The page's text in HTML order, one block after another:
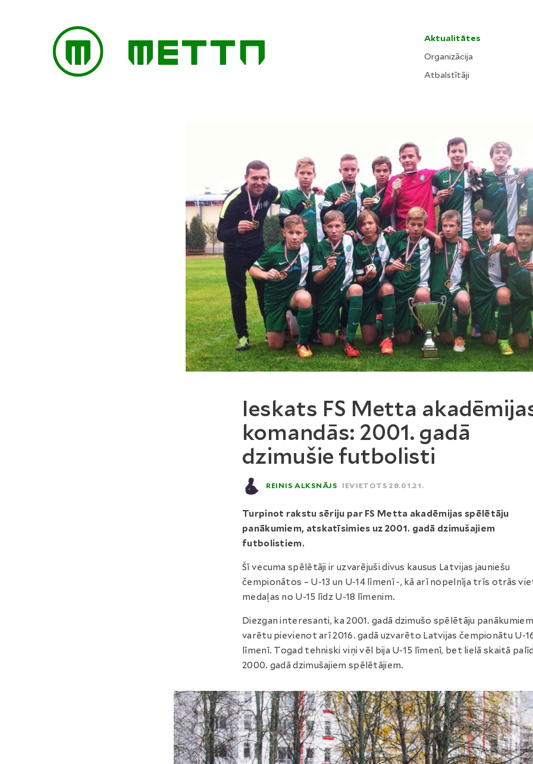
Aktualitātes
Organizācija
Atbalstītāji
Ieskats FS Metta
komandās: 2001. gadā
dzimušie futbolisti
REINIS ALKSNĀJS IEVIETOTS 28.01.21.
Turpinot rakstu sēriju par FS Metta akadēmijas spēlētāju
panākumiem, atskatīsimies uz 2001. gadā dzimušajiem
futbolistiem.
Šī vecuma spēlētāji ir uzvarējuši divus kausus Latvijas jauniešu
čempionātos – U-13 un U-14 līmenī -, kā arī nopelnīja trīs otrās
medaļas no U-15 līdz U-18 līmenim.
Diezgan interesanti, ka 2001. gadā dzimušo spēlētāju panākumiem
varētu pievienot arī 2016. gadā uzvarēto Latvijas čempionātu U-
līmenī. Togad tehniski viņi vēl bija U-15 līmenī, bet lielā skaitā
2000. gadā dzimušajiem spēlētājiem.